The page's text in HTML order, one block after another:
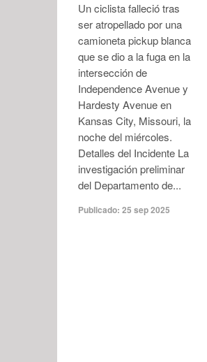
Un ciclista falleció tras
ser atropellado por una
camioneta pickup blanca
que se dio a la fuga en la
intersección de
Independence Avenue y
Hardesty Avenue en
Kansas City, Missouri, la
noche del miércoles.
Detalles del Incidente La
investigación preliminar
del Departamento de...
Publicado: 25 sep 2025